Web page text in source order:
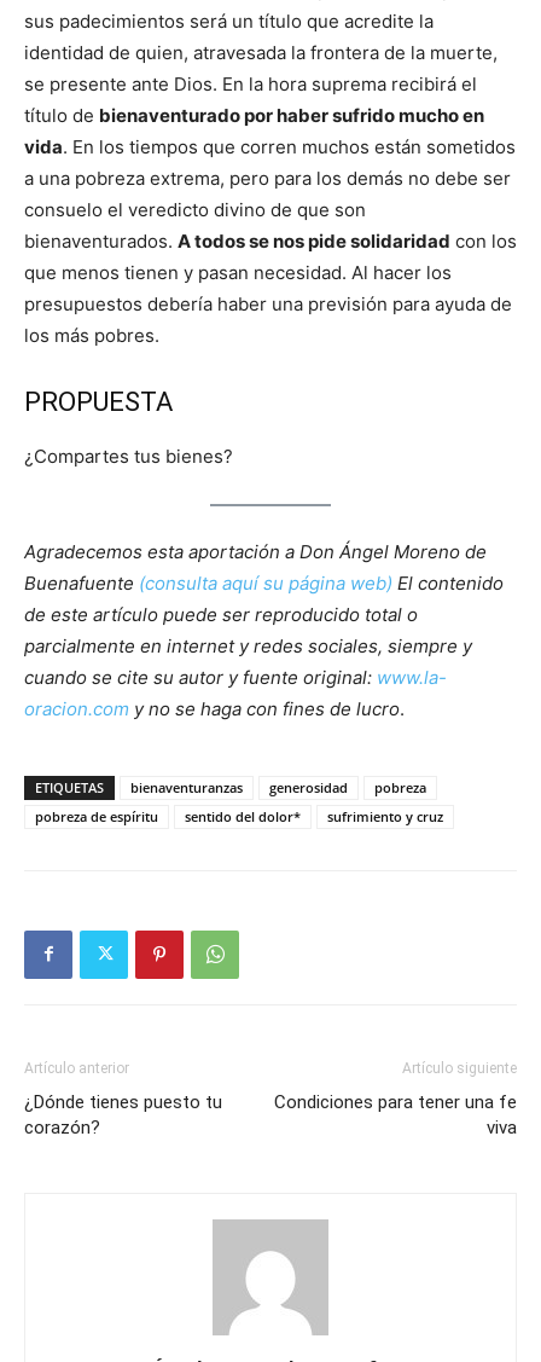
sus padecimientos será un título que acredite la
identidad de quien, atravesada la frontera de la muerte,
se presente ante Dios. En la hora suprema recibirá el
título de bienaventurado por haber sufrido mucho en
vida. En los tiempos que corren muchos están sometidos
a una pobreza extrema, pero para los demás no debe ser
consuelo el veredicto divino de que son
bienaventurados. A todos se nos pide solidaridad con los
que menos tienen y pasan necesidad. Al hacer los
presupuestos debería haber una previsión para ayuda de
los más pobres.
PROPUESTA
¿Compartes tus bienes?
Agradecemos esta aportación a Don Ángel Moreno de
Buenafuente (consulta aquí su página web) El contenido
de este artículo puede ser reproducido total o
parcialmente en internet y redes sociales, siempre y
cuando se cite su autor y fuente original: www.la-
oracion.com y no se haga con fines de lucro.
ETIQUETAS bienaventuranzas generosidad
pobreza
pobreza de espíritu
sentido del dolor* sufrimiento y cruz
Artículo anterior
¿Dónde tienes puesto tu
corazón?
Artículo siguiente
Condiciones para tener una fe
viva